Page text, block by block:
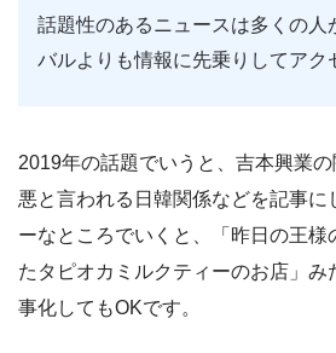
話題性のあるニュースは多くの人
バルよりも情報に先乗りしてアク
2019年の話題でいうと、吉本興業
悪と言われる日韓関係などを記事に
ーなところでいくと、「昨日の王様
たタピオカミルクティーのお店」み
事化してもOKです。